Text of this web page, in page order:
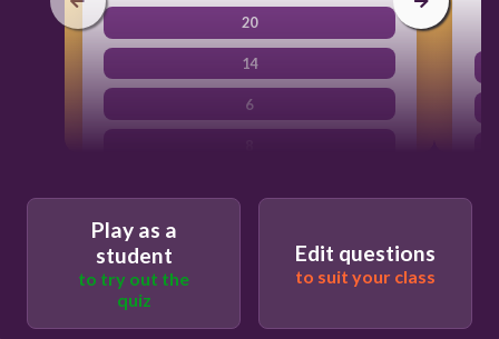
20
14
6
Play as a
student
to try out the
quiz
Edit questions
to suit your class